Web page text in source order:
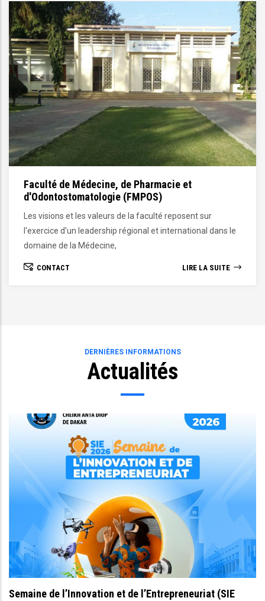
Faculté des Sciences Economiques et de
(FASEG)
La Faculté des Sciences Economiques et de
(FASEG) a été créée par décret n°70-1135 du 13
1970 modifié par le décret n°94-1002 du 28/09/
LIRE LA
DERNIÈRES INFORMATIONS
Actualités
Semaine de l’Innovation et de l’Entrepreneuriat (SIE